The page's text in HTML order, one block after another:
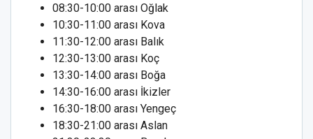
08:30-10:00 arası Oğlak
10:30-11:00 arası Kova
11:30-12:00 arası Balık
12:30-13:00 arası Koç
13:30-14:00 arası Boğa
14:30-16:00 arası İkizler
16:30-18:00 arası Yengeç
18:30-21:00 arası Aslan